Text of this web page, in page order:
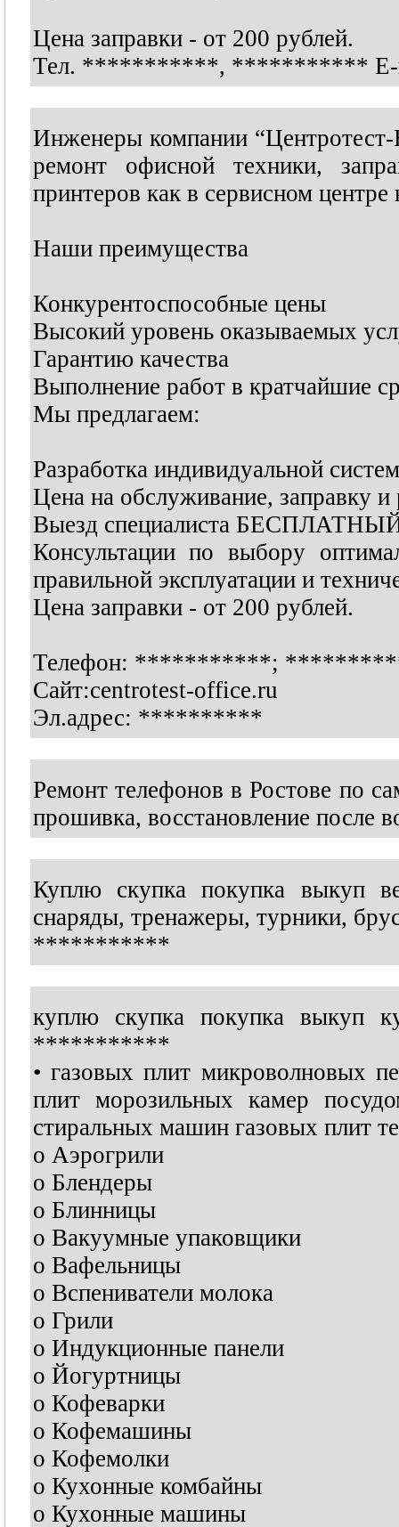
Цена заправки - от 200 рублей.
Тел. ***********, ***********
Инженеры компании
ремонт офисной техники,
принтеров как в сервисном
Наши преимущества
Конкурентоспособные цены
Высокий уровень оказываемых
Гарантию качества
Выполнение работ в кратчайшие
Мы предлагаем:
Разработка индивидуальной
Цена на обслуживание, заправку
Выезд специалиста БЕСПЛАТНЫЙ
Консультации по выбору
правильной эксплуатации и
Цена заправки - от 200 рублей.
Телефон: ***********;
Сайт:centrotest-office.ru
Эл.адрес: **********
Ремонт телефонов в Ростове по
прошивка, восстановление после
Куплю скупка покупка выкуп
снаряды, тренажеры, турники,
***********
куплю скупка покупка выкуп
***********
• газовых плит микроволновых
плит морозильных камер
стиральных машин газовых плит
o Аэрогрили
o Блендеры
o Блинницы
o Вакуумные упаковщики
o Вафельницы
o Вспениватели молока
o Грили
o Индукционные панели
o Йогуртницы
o Кофеварки
o Кофемашины
o Кофемолки
o Кухонные комбайны
o Кухонные машины